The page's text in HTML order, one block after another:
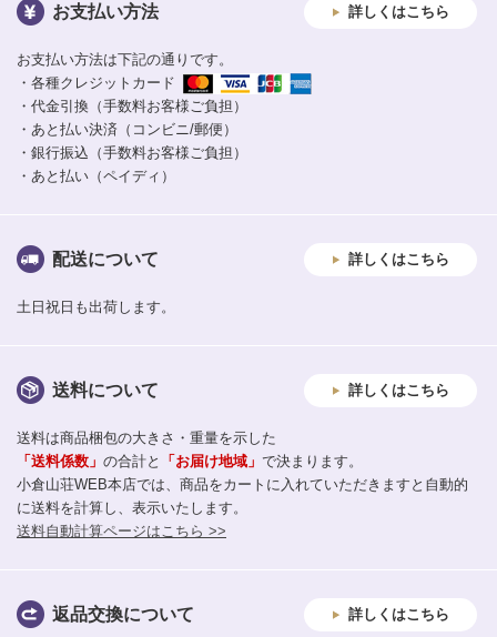
お支払い方法 詳しくはこちら
お支払い方法は下記の通りです。
・各種クレジットカード
・代金引換（手数料お客様ご負担）
・あと払い決済（コンビニ/郵便）
・銀行振込（手数料お客様ご負担）
・あと払い（ペイディ）
配送について 詳しくはこちら
土日祝日も出荷します。
送料について 詳しくはこちら
送料は商品梱包の大きさ・重量を示した
「送料係数」 の合計と 「お届け地域」 で決まります。
小倉山荘WEB本店では、商品をカートに入れていただきますと自動的
に送料を計算し、表示いたします。
送料自動計算ページはこちら >>
返品交換について 詳しくはこちら